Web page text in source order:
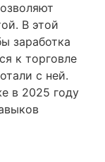
В этой
заработка
к торговле
с ней.
в 2025 году